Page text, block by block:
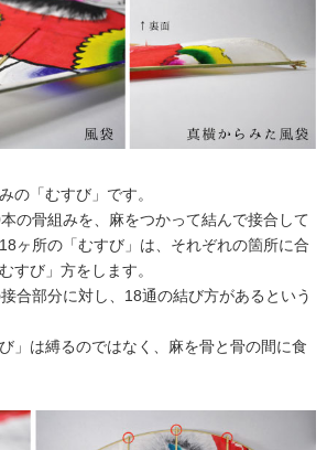
の「むすび」です。
の骨組みを、麻をつかって結んで接合して
ヶ所の「むすび」は、それぞれの箇所に合
すび」方をします。
合部分に対し、18通の結び方があるという
」は縛るのではなく、麻を骨と骨の間に食